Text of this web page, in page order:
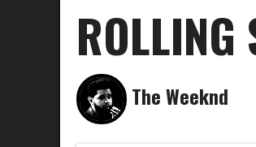
ROLLING
The Weeknd